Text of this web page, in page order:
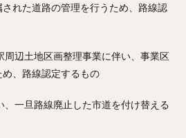
れた道路の管理を行うため、路線認
周辺土地区画整理事業に伴い、事業区
、路線認定するもの
、一旦路線廃止した市道を付け替える